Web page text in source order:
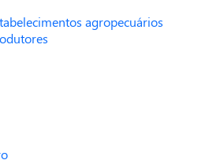
agropecuários